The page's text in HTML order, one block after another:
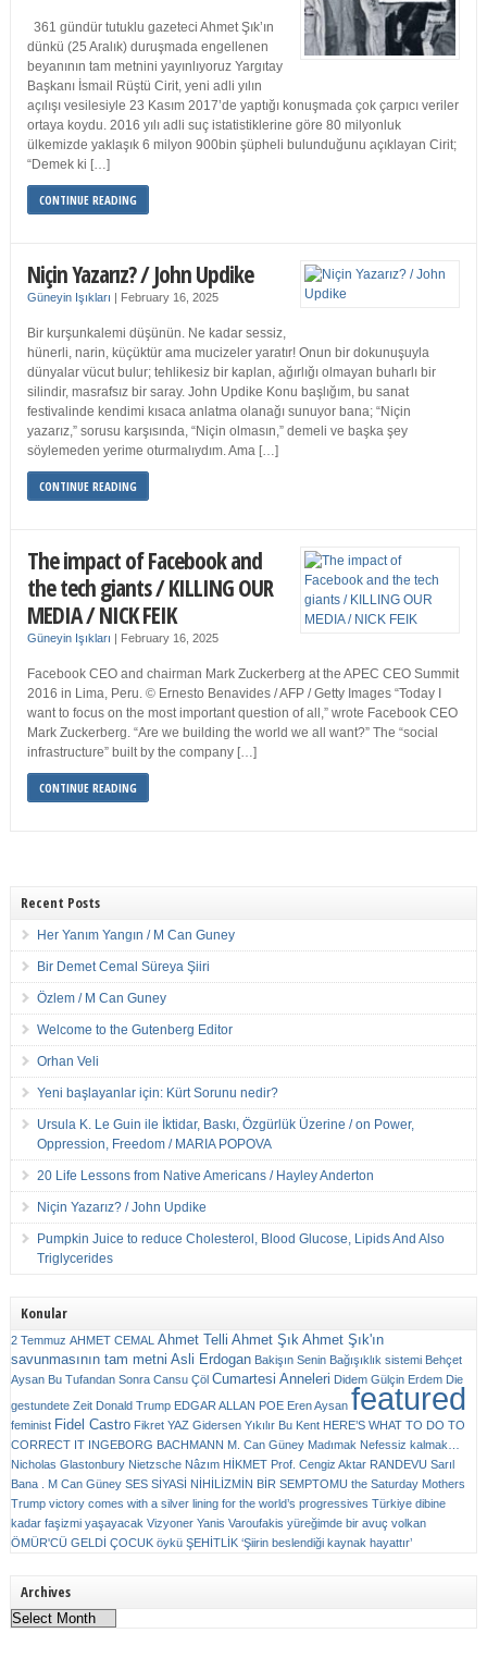
361 gündür tutuklu gazeteci Ahmet Şık’ın
dünkü (25 Aralık) duruşmada engellenen
beyanının tam metnini yayınlıyoruz Yargıtay
Başkanı İsmail Rüştü Cirit, yeni adli yılın
açılışı vesilesiyle 23 Kasım 2017’de yaptığı konuşmada çok çarpıcı veriler
ortaya koydu. 2016 yılı adli suç istatistiklerine göre 80 milyonluk
ülkemizde yaklaşık 6 milyon 900bin şüpheli bulunduğunu açıklayan Cirit;
“Demek ki […]
CONTINUE READING
Niçin Yazarız? / John Updike
Güneyin Işıkları | February 16, 2025
Bir kurşunkalemi düşünün. Ne kadar sessiz,
hünerli, narin, küçüktür ama mucizeler yaratır! Onun bir dokunuşuyla
dünyalar vücut bulur; tehlikesiz bir kaplan, ağırlığı olmayan buharlı bir
silindir, masrafsız bir saray. John Updike Konu başlığım, bu sanat
festivalinde kendimi kısaca anlatma olanağı sunuyor bana; “Niçin
yazarız,” sorusu karşısında, “Niçin olmasın,” demeli ve başka şey
söylemeden yerime oturmalıydım. Ama […]
CONTINUE READING
The impact of Facebook and
the tech giants / KILLING OUR
MEDIA / NICK FEIK
Güneyin Işıkları | February 16, 2025
Facebook CEO and chairman Mark Zuckerberg at the APEC CEO Summit
2016 in Lima, Peru. © Ernesto Benavides / AFP / Getty Images “Today I
want to focus on the most important question of all,” wrote Facebook CEO
Mark Zuckerberg. “Are we building the world we all want?” The “social
infrastructure” built by the company […]
CONTINUE READING
Recent Posts
Her Yanım Yangın / M Can Guney
Bir Demet Cemal Süreya Şiiri
Özlem / M Can Guney
Welcome to the Gutenberg Editor
Orhan Veli
Yeni başlayanlar için: Kürt Sorunu nedir?
Ursula K. Le Guin ile İktidar, Baskı, Özgürlük Üzerine / on Power,
Oppression, Freedom / MARIA POPOVA
20 Life Lessons from Native Americans / Hayley Anderton
Niçin Yazarız? / John Updike
Pumpkin Juice to reduce Cholesterol, Blood Glucose, Lipids And Also
Triglycerides
Konular
2 Temmuz AHMET CEMAL Ahmet Telli Ahmet Şık Ahmet Şık'ın
savunmasının tam metni Asli Erdogan Bakişın Senin Bağışıklık sistemi Behçet
Aysan Bu Tufandan Sonra Cansu Çöl Cumartesi Anneleri Didem Gülçin Erdem Die
gestundete Zeit Donald Trump EDGAR ALLAN POE Eren Aysan featured
feminist Fidel Castro Fikret YAZ Gidersen Yıkılır Bu Kent HERE’S WHAT TO DO TO
CORRECT IT INGEBORG BACHMANN M. Can Güney Madımak Nefessiz kalmak…
Nicholas Glastonbury Nietzsche Nâzım HİKMET Prof. Cengiz Aktar RANDEVU Sarıl
Bana . M Can Güney SES SİYASİ NİHİLİZMİN BİR SEMPTOMU the Saturday Mothers
Trump victory comes with a silver lining for the world’s progressives Türkiye dibine
kadar faşizmi yaşayacak Vizyoner Yanis Varoufakis yüreğimde bir avuç volkan
ÖMÜR'CÜ GELDİ ÇOCUK öykü ŞEHİTLİK ‘Şiirin beslendiği kaynak hayattır’
Archives
Archives